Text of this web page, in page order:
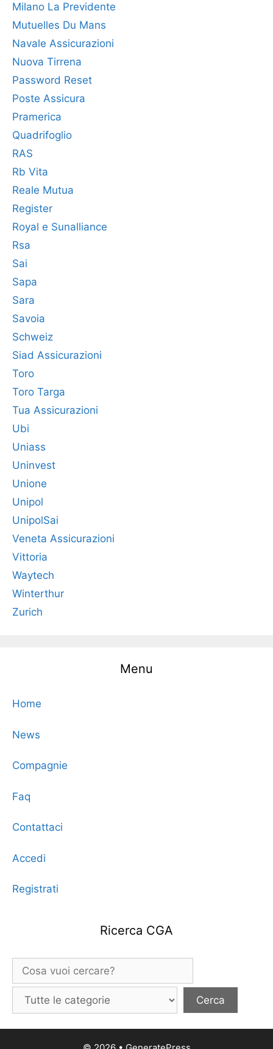
Milano La Previdente
Mutuelles Du Mans
Navale Assicurazioni
Nuova Tirrena
Password Reset
Poste Assicura
Pramerica
Quadrifoglio
RAS
Rb Vita
Reale Mutua
Register
Royal e Sunalliance
Rsa
Sai
Sapa
Sara
Savoia
Schweiz
Siad Assicurazioni
Toro
Toro Targa
Tua Assicurazioni
Ubi
Uniass
Uninvest
Unione
Unipol
UnipolSai
Veneta Assicurazioni
Vittoria
Waytech
Winterthur
Zurich
Menu
Home
News
Compagnie
Faq
Contattaci
Accedi
Registrati
Ricerca CGA